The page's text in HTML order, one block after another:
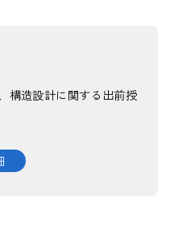
構造設計に関する出前授